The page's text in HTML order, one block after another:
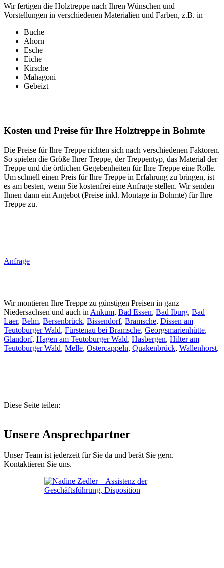
Wir fertigen die Holztreppe nach Ihren Wünschen und
Vorstellungen in verschiedenen Materialien und Farben, z.B. in
Buche
Ahorn
Esche
Eiche
Kirsche
Mahagoni
Gebeizt
Kosten und Preise für Ihre Holztreppe in Bohmte
Die Preise für Ihre Treppe richten sich nach verschiedenen Faktoren.
So spielen die Größe Ihrer Treppe, der Treppentyp, das Material der
Treppe und die örtlichen Gegebenheiten für Ihre Treppe eine Rolle.
Um schnell einen Preis für Ihre Treppe in Erfahrung zu bringen, ist
es am besten, wenn Sie kostenfrei eine Anfrage stellen. Wir senden
Ihnen dann ein Angebot (Preise inkl. Montage in Bohmte) für Ihre
Treppe zu.
Anfrage
Wir montieren Ihre Treppe zu günstigen Preisen in ganz
Niedersachsen und auch in Ankum, Bad Essen, Bad Iburg, Bad
Laer, Belm, Bersenbrück, Bissendorf, Bramsche, Dissen am
Teutoburger Wald, Fürstenau bei Bramsche, Georgsmarienhütte,
Glandorf, Hagen am Teutoburger Wald, Hasbergen, Hilter am
Teutoburger Wald, Melle, Ostercappeln, Quakenbrück, Wallenhorst.
Diese Seite teilen:
Unsere Ansprechpartner
Unser Team ist jederzeit für Sie da und berät Sie gern.
Kontaktieren Sie uns.